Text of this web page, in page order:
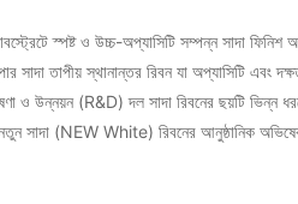
স্পষ্ট ও উচ্চ-অপ্যাসিটি সম্পন্ন সাদা
সাদা তাপীয় স্থানান্তর রিবনযা অপ্যাসিটি এবং
ও উন্নয়ন (R&D) দল সাদা রিবনের ছয়টি ভিন্ন
সাদা (NEW White) রিবনের আনুষ্ঠানিক